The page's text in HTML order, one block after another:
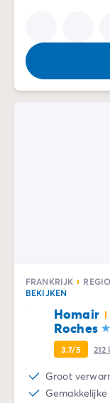
FRANKRIJK
BEKIJKEN
Homair
Roches
3.7/5 212
Groot